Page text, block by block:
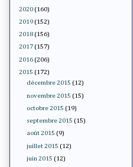
2020 (160)
2019 (152)
2018 (156)
2017 (157)
2016 (206)
2015 (172)
décembre 2015 (12)
novembre 2015 (15)
octobre 2015 (19)
septembre 2015 (15)
août 2015 (9)
juillet 2015 (12)
juin 2015 (12)